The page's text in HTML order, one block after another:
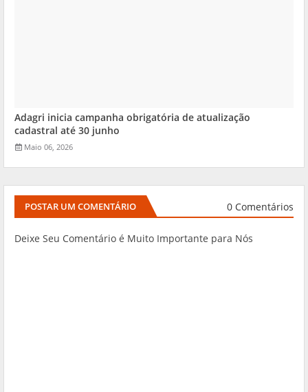
Adagri inicia campanha obrigatória de atualização
cadastral até 30 junho
Maio 06, 2026
POSTAR UM COMENTÁRIO 0 Comentários
Deixe Seu Comentário é Muito Importante para Nós